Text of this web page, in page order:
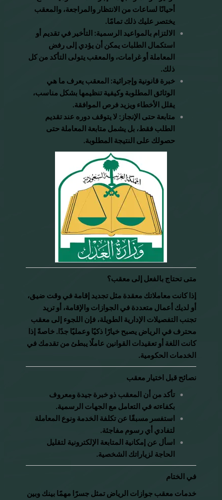
أحيانًا لساعات من الانتظار والمراجعة، والمعقب
يختصر عليك ذلك تمامًا.
الالتزام بالمواعيد الرسمية: التأخير في تقديم أو
استكمال الطلبات يمكن أن يؤدي إلى رفض
المعاملة أو غرامات، والمعقب يتولى التأكد من كل
ذلك.
خبرة قانونية وإجرائية: المعقب يعرف ما هي
الوثائق المطلوبة وكيفية تنظيمها بشكل مناسب،
يقلل الأخطاء ويزيد فرص الموافقة.
متابعة حتى الإنجاز: لا يتوقف دوره عند تقديم
الطلب فقط، بل يشمل متابعة المعاملة حتى
حصولك على النتيجة المطلوبة.
متى تحتاج بالفعل إلى معقب؟
إذا كانت معاملاتك معقدة مثل تجديد إقامة في وقت ضيق،
أو لديك أعمال متعددة في الجوازات والإقامة، أو تريد
تجنب التفصيلات الإدارية الطويلة، فإن اللجوء إلى معقب
محترف في الرياض يصبح خيارًا ذكيًا وعمليًا جدًا. خاصةً إذا
كانت اللغة أو تعقيدات القوانين عاملًا يبطئ من تقدمك في
الخدمات الحكومية.
نصائح قبل اختيار معقب
تأكد من أن المعقب ذو خبرة جيدة ومعروف
بكفاءته في التعامل مع الجهات الرسمية.
استفسر مسبقًا عن تكلفة الخدمة ونوع المعاملة
لتفادي أي رسوم مفاجئة.
اسأل عن إمكانية المتابعة الإلكترونية لتقليل
الحاجة لزياراتك الشخصية.
في الختام
خدمات معقب جوازات الرياض تمثل جسرًا مهمًا بينك وبين